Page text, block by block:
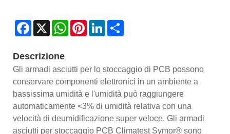
Facebook
X WhatsAppPinterestLinkedIn
Descrizione
Gli armadi asciutti per lo stoccaggio di PCB possono
conservare componenti elettronici in un ambiente a
bassissima umidità e l'umidità può raggiungere
automaticamente <3% di umidità relativa con una
velocità di deumidificazione super veloce. Gli armadi
asciutti per stoccaggio PCB Climatest Symor® sono